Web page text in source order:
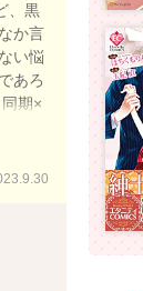
、黒
か言
い悩
あろ
期×
あ